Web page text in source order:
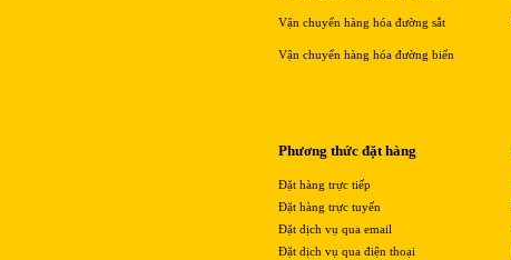
Vận chuyển hàng hóa đường sắt
Vận chuyển hàng hóa đường biển
Phương thức đặt hàng
Đặt hàng trực tiếp
Đặt hàng trực tuyến
Đặt dịch vụ qua email
Đặt dịch vụ qua điện thoại